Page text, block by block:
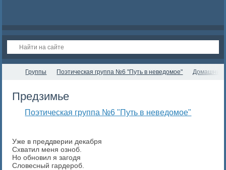
Группы Поэтическая группа №6 "Путь в неведомое" Домашние
Предзимье
Поэтическая группа №6 "Путь в неведомое"
Уже в преддверии декабря
Схватил меня озноб.
Но обновил я загодя
Словесный гардероб.